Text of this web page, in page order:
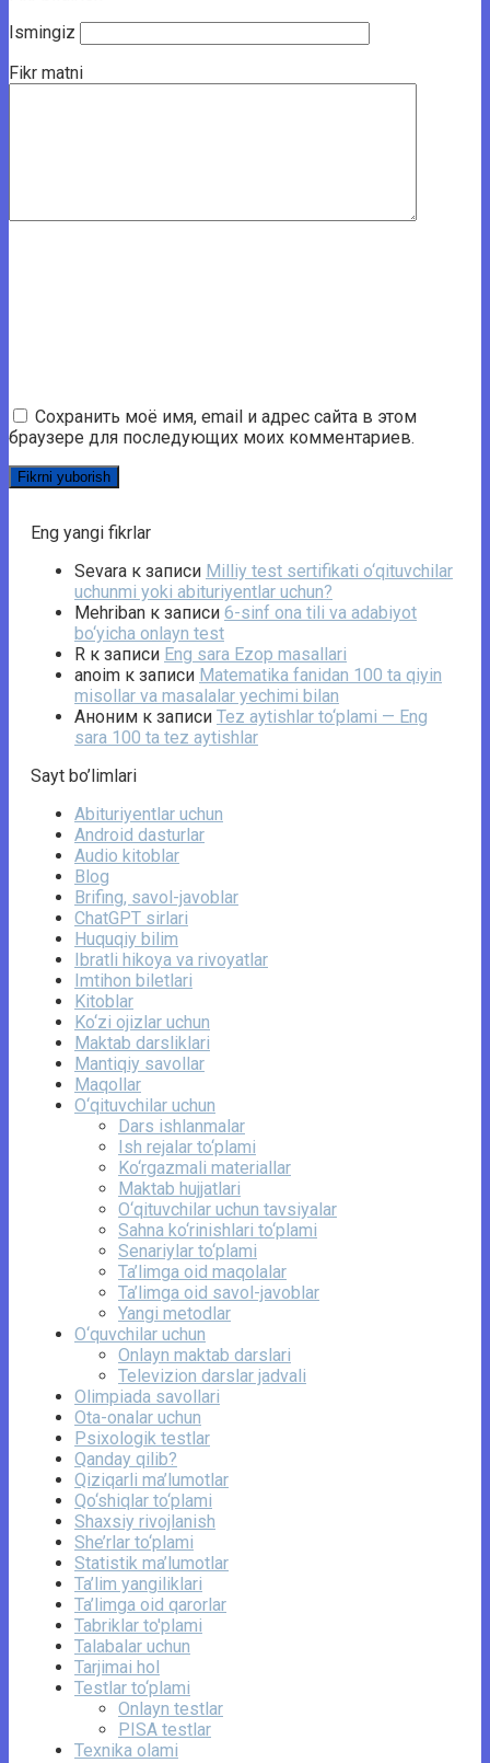
Ismingiz
Fikr matni
Сохранить моё имя, email и адрес сайта в этом
браузере для последующих моих комментариев.
Eng yangi fikrlar
Sevara к записи Milliy test sertifikati o‘qituvchilar
uchunmi yoki abituriyentlar uchun?
Mehriban к записи 6-sinf ona tili va adabiyot
bo‘yicha onlayn test
R к записи Eng sara Ezop masallari
anoim к записи Matematika fanidan 100 ta qiyin
misollar va masalalar yechimi bilan
Аноним к записи Tez aytishlar to‘plami — Eng
sara 100 ta tez aytishlar
Sayt bo’limlari
Abituriyentlar uchun
Android dasturlar
Audio kitoblar
Blog
Brifing, savol-javoblar
ChatGPT sirlari
Huquqiy bilim
Ibratli hikoya va rivoyatlar
Imtihon biletlari
Kitoblar
Ko‘zi ojizlar uchun
Maktab darsliklari
Mantiqiy savollar
Maqollar
O‘qituvchilar uchun
Dars ishlanmalar
Ish rejalar to‘plami
Ko‘rgazmali materiallar
Maktab hujjatlari
O‘qituvchilar uchun tavsiyalar
Sahna ko‘rinishlari to‘plami
Senariylar to‘plami
Ta’limga oid maqolalar
Ta’limga oid savol-javoblar
Yangi metodlar
O‘quvchilar uchun
Onlayn maktab darslari
Televizion darslar jadvali
Olimpiada savollari
Ota-onalar uchun
Psixologik testlar
Qanday qilib?
Qiziqarli ma’lumotlar
Qo‘shiqlar to‘plami
Shaxsiy rivojlanish
She’rlar to‘plami
Statistik ma’lumotlar
Ta’lim yangiliklari
Ta’limga oid qarorlar
Tabriklar to'plami
Talabalar uchun
Tarjimai hol
Testlar to‘plami
Onlayn testlar
PISA testlar
Texnika olami